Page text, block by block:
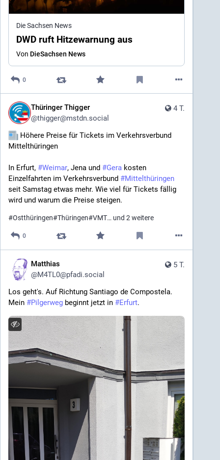
Die Sachsen News
DWD ruft Hitzewarnung aus
Von DieSachsen News
0
4 T.
Thüringer Thigger
@thigger@mstdn.social
Höhere Preise für Tickets im Verkehrsverbund
Mittelthüringen
In Erfurt, #Weimar​, Jena und #Gera ​ kosten
Einzelfahrten im Verkehrsverbund #Mittelthüringen
seit Samstag etwas mehr. Wie viel für Tickets fällig
wird und warum die Preise steigen.
#Ostthüringen#Thüringen#VMT… und 2 weitere
0
5 T.
Matthias
@M4TL0@pfadi.social
Los geht's. Auf Richtung Santiago de Compostela.
Mein #Pilgerweg beginnt jetzt in #Erfurt.